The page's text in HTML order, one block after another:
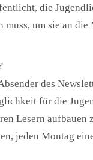
die
muss, um sie an die
des
für die
Lesern aufbauen
jeden Montag